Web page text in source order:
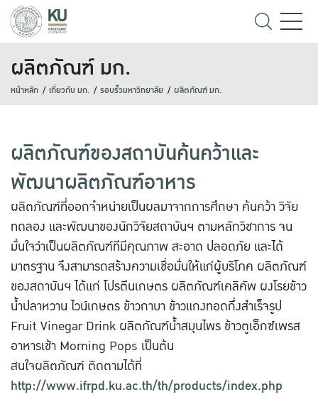
ผลิตภัณฑ์ มก.
หน้าหลัก เกี่ยวกับ มก. รอบรั้วมหาวิทยาลัย ผลิตภัณฑ์ มก.
ผลิตภัณฑ์ของสถาบันค้นคว้าและ
พัฒนาผลิตภัณฑ์อาหาร
ผลิตภัณฑ์ที่ออกจำหน่ายเป็นผลมาจากการศึกษา ค้นคว้า วิจัย
ทดลอง และพัฒนาของนักวิจัยสถาบันฯ ตามหลักวิชาการ จน
มั่นใจว่าเป็นผลิตภัณฑ์ทีมีคุณภาพ สะอาด ปลอดภัย และได้
มาตรฐาน จึงสามารถสร้างความเชื่อมั่นให้แก่ผู้บริโภค ผลิตภัณฑ์
ของสถาบันฯ ได้แก่ โปรตีนเกษตร ผลิตภัณฑ์เคลิคัพ ผงโรยข้าว
น้ำปลาหวาน ไวน์เกษตร ข้าวกาบา ข้าวแกงทอดกึ่งสำเร็จรูป
Fruit Vinegar Drink ผลิตภัณฑ์น้ำสมุนไพร ข้าวตูเอ็กซ์เพรส
อาหารเช้า Morning Pops เป็นต้น
สนใจผลิตภัณฑ์ ติดตามได้ที่
http://www.ifrpd.ku.ac.th/th/products/index.php